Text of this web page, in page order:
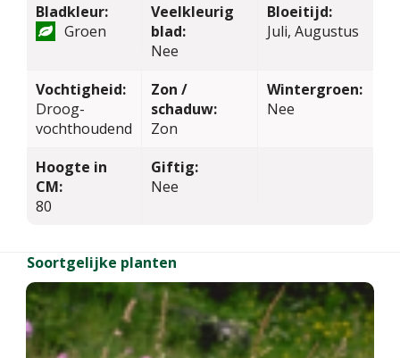
Bladkleur:
Groen
Veelkleurig
blad:
Nee
Bloeitijd:
Juli, Augustus
Vochtigheid:
Droog-
vochthoudend
Zon /
schaduw:
Zon
Wintergroen:
Nee
Hoogte in
CM:
80
Giftig:
Nee
Soortgelijke planten